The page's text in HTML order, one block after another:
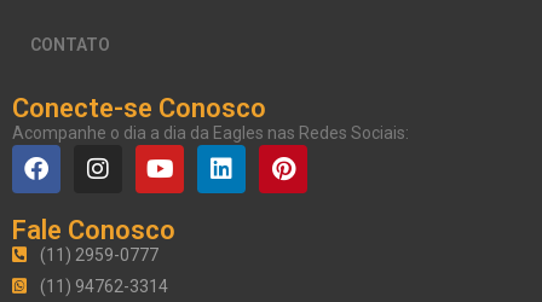
CONTATO
Conecte-se Conosco
Acompanhe o dia a dia da Eagles nas Redes Sociais:
Fale Conosco
(11) 2959-0777
(11) 94762-3314